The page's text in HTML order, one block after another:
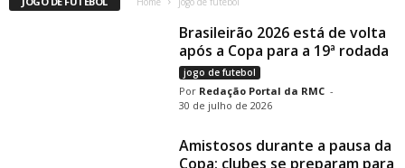
Brasileirão 2026 está de volta
após a Copa para a 19ª rodada
jogo de futebol
Redação Portal da RMC -
30 de julho de 2026
Amistosos durante a pausa da
Copa: clubes se preparam para